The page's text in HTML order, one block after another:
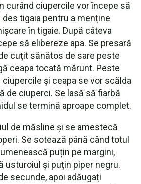
curând ciupercile vor începe să
des tigaia pentru a menține
în tigaie. După câteva
să elibereze apa. Se presară
cuțit sănătos de sare peste
ceapa tocată mărunt. Peste
și ceapa se vor scălda
de ciuperci. Se lasă să fiarbă
se termină aproape complet.
de măsline și se amestecă
Se sotează până când totul
puțin pe margini,
usturoiul și puțin piper negru.
secunde, apoi adăugați